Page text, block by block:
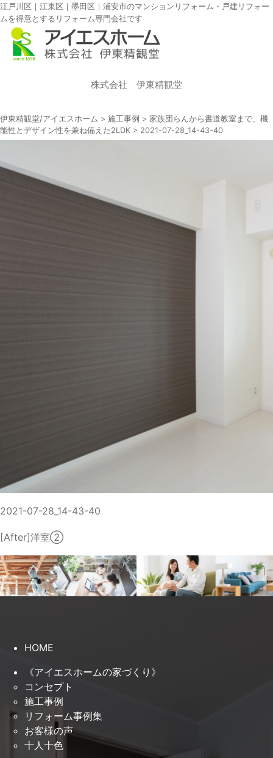
江戸川区｜江東区｜墨田区｜浦安市のマンションリフォーム・戸建リフォー
ムを得意とするリフォーム専門会社です
株式会社 伊東精観堂
伊東精観堂/アイエスホーム > 施工事例 > 家族団らんから書道教室まで、機
能性とデザイン性を兼ね備えた2LDK > 2021-07-28_14-43-40
2021-07-28_14-43-40
[After]洋室②
HOME
《アイエスホームの家づくり》
コンセプト
施工事例
リフォーム事例集
お客様の声
十人十色